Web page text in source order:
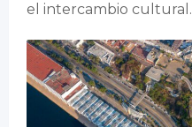
el intercambio cultural.